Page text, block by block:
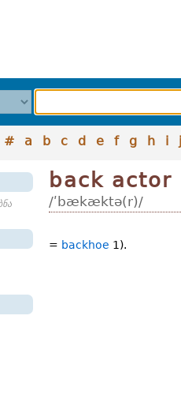
# a b c d e f g h i j
back actor
/ʹbækæktə(r)/
= backhoe 1).